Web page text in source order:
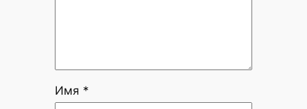
Имя *